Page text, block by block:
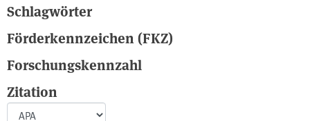
Schlagwörter
Förderkennzeichen (FKZ)
Forschungskennzahl
Zitation